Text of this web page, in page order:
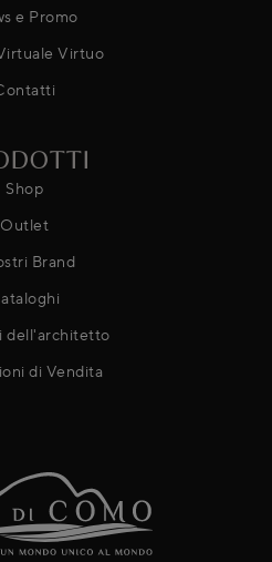
e Promo
Virtuo
Shop
Outlet
Brand
dell'architetto
di Vendita